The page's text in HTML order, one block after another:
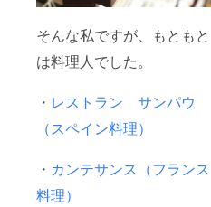
そんな私ですが、もともと
は料理人でした。
・ レストラン サンパウ
（スペイン料理）
・ カンテサンス（フランス
料理）